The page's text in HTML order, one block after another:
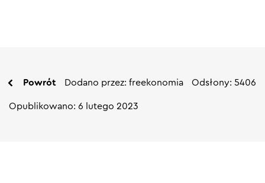
Powrót Dodano przez: freekonomia Odsłony: 5406
Opublikowano: 6 lutego 2023